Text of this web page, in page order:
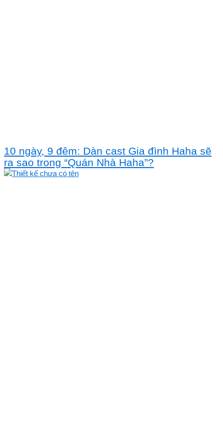
10 ngày, 9 đêm: Dàn cast Gia đình Haha sẽ
ra sao trong “Quán Nhà Haha”?